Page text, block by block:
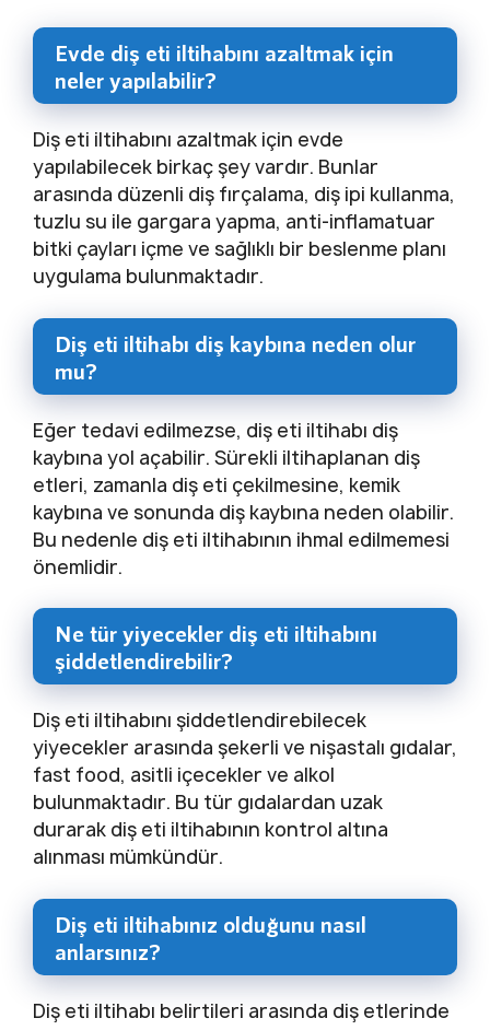
Evde diş eti iltihabını azaltmak için
neler yapılabilir?
Diş eti iltihabını azaltmak için evde
yapılabilecek birkaç şey vardır. Bunlar
arasında düzenli diş fırçalama, diş ipi kullanma,
tuzlu su ile gargara yapma, anti-inflamatuar
bitki çayları içme ve sağlıklı bir beslenme planı
uygulama bulunmaktadır.
Diş eti iltihabı diş kaybına neden olur
mu?
Eğer tedavi edilmezse, diş eti iltihabı diş
kaybına yol açabilir. Sürekli iltihaplanan diş
etleri, zamanla diş eti çekilmesine, kemik
kaybına ve sonunda diş kaybına neden olabilir.
Bu nedenle diş eti iltihabının ihmal edilmemesi
önemlidir.
Ne tür yiyecekler diş eti iltihabını
şiddetlendirebilir?
Diş eti iltihabını şiddetlendirebilecek
yiyecekler arasında şekerli ve nişastalı gıdalar,
fast food, asitli içecekler ve alkol
bulunmaktadır. Bu tür gıdalardan uzak
durarak diş eti iltihabının kontrol altına
alınması mümkündür.
Diş eti iltihabınız olduğunu nasıl
anlarsınız?
Diş eti iltihabı belirtileri arasında diş etlerinde